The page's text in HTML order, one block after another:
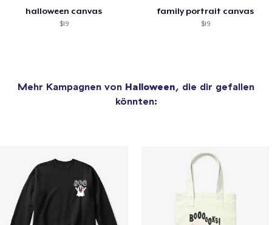
halloween canvas
$19
family portrait canvas
$19
Mehr Kampagnen von Halloween, die dir gefallen
könnten: